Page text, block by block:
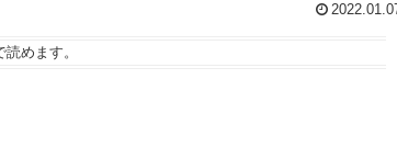
読めます。